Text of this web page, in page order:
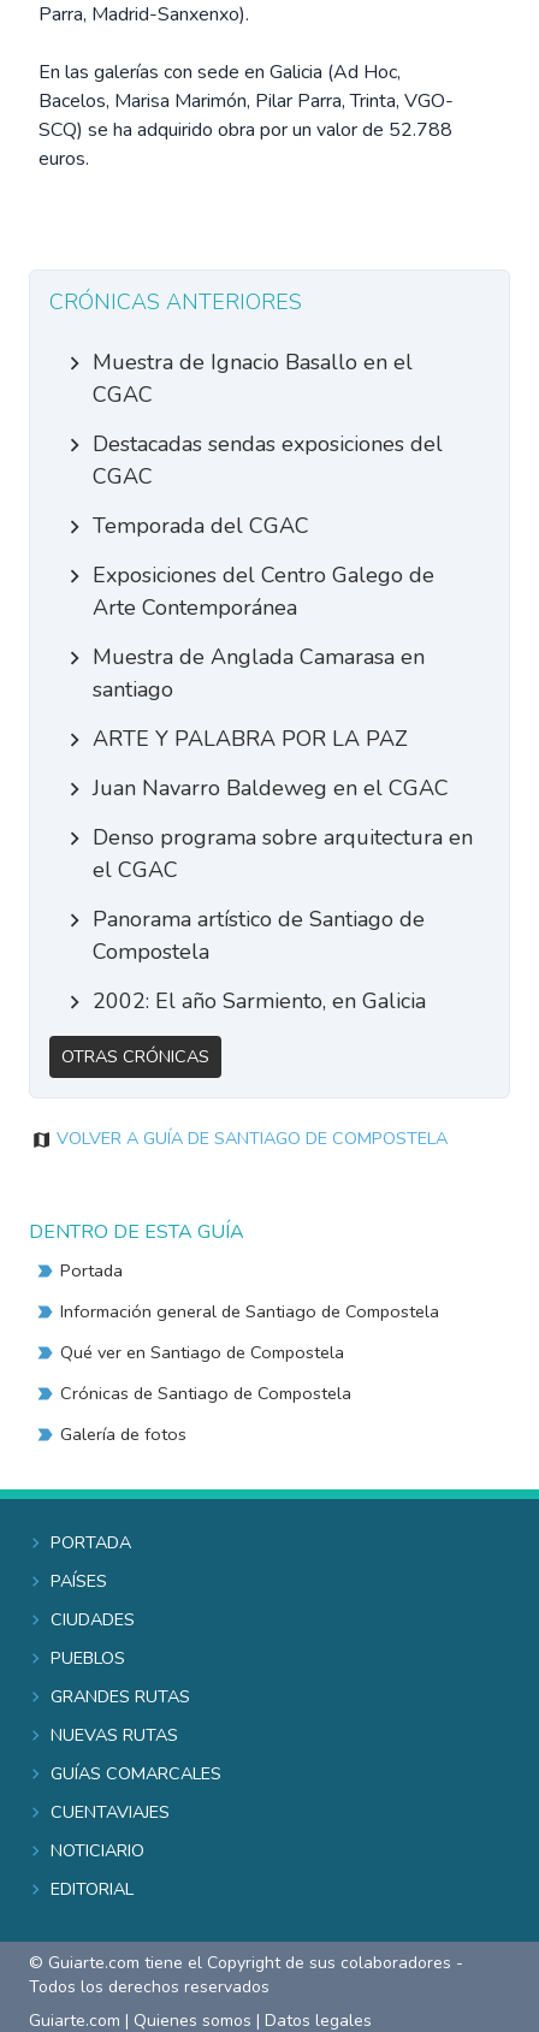
Parra, Madrid-Sanxenxo).
En las galerías con sede en Galicia (Ad Hoc,
Bacelos, Marisa Marimón, Pilar Parra, Trinta, VGO-
SCQ) se ha adquirido obra por un valor de 52.788
euros.
CRÓNICAS ANTERIORES
Muestra de Ignacio Basallo en el
CGAC
Destacadas sendas exposiciones del
CGAC
Temporada del CGAC
Exposiciones del Centro Galego de
Arte Contemporánea
Muestra de Anglada Camarasa en
santiago
ARTE Y PALABRA POR LA PAZ
Juan Navarro Baldeweg en el CGAC
Denso programa sobre arquitectura en
el CGAC
Panorama artístico de Santiago de
Compostela
2002: El año Sarmiento, en Galicia
Otras Crónicas
Volver a Guía de Santiago de Compostela
DENTRO DE ESTA GUÍA
Portada
Información general de Santiago de Compostela
Qué ver en Santiago de Compostela
Crónicas de Santiago de Compostela
Galería de fotos
Portada
Países
Ciudades
Pueblos
Grandes rutas
Nuevas rutas
Guías comarcales
Cuentaviajes
Noticiario
Editorial
© Guiarte.com tiene el Copyright de sus colaboradores -
Todos los derechos reservados
Guiarte.com | Quienes somos | Datos legales